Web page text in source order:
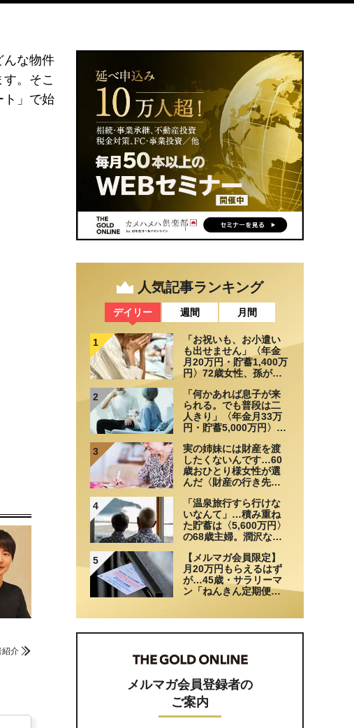
んな物件
。そこ
ト」で始
紹介
人気記事ランキング
デイリー 週間 月間
1
「お祝いも、お小遣い
も出せません」〈年金
月20万円・貯蓄1,400万
円〉72歳女性、孫が来
と
2
「何かあれば息子が来
られる。でも普段は二
人きり」〈年金月33万
円・貯蓄5,000万円〉70
して選んだ“ちょうどい
い距離”
3
実の姉妹には財産を渡
したくないんです…60
歳おひとり様女性が選
んだ〈財産の行き先〉
4
「温泉旅行すら行けな
いなんて」…積み重ね
た貯蓄は〈5,600万円〉
の68歳主婦。潤沢な老
「馬鹿だった」肩を落
とす理由
5
【メルマガ会員限定】
月20万円もらえるはず
が…45歳・サラリーマ
ン「ねんきん定期便」
け取ることになる年金
いでは？」
メルマガ会員登録者の
ご案内